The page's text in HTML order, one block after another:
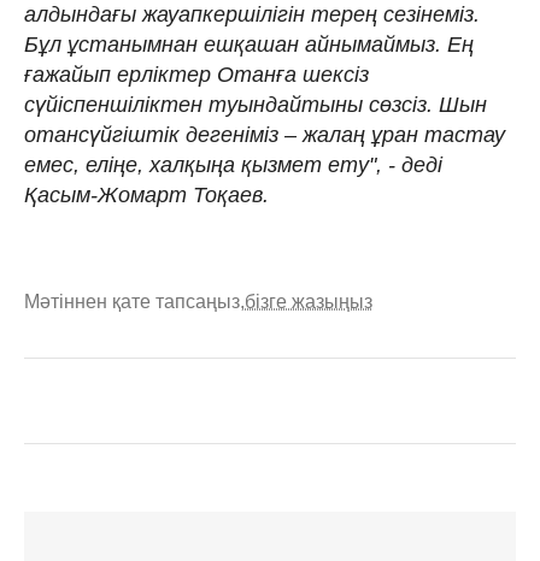
алдындағы жауапкершілігін терең сезінеміз.
Бұл ұстанымнан ешқашан айнымаймыз. Ең
ғажайып ерліктер Отанға шексіз
сүйіспеншіліктен туындайтыны сөзсіз. Шын
отансүйгіштік дегеніміз – жалаң ұран тастау
емес, еліңе, халқыңа қызмет ету", - деді
Қасым-Жомарт Тоқаев.
Мәтіннен қате тапсаңыз,бізге жазыңыз